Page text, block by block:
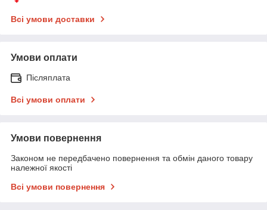
Всі умови доставки
Умови оплати
Післяплата
Всі умови оплати
Умови повернення
Законом не передбачено повернення та обмін даного товару
належної якості
Всі умови повернення